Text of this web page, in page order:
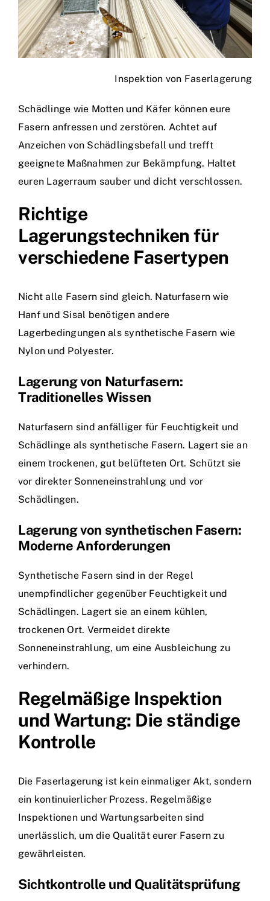
Inspektion von Faserlagerung
Schädlinge wie Motten und Käfer können eure
Fasern anfressen und zerstören. Achtet auf
Anzeichen von Schädlingsbefall und trefft
geeignete Maßnahmen zur Bekämpfung. Haltet
euren Lagerraum sauber und dicht verschlossen.
Richtige
Lagerungstechniken für
verschiedene Fasertypen
Nicht alle Fasern sind gleich. Naturfasern wie
Hanf und Sisal benötigen andere
Lagerbedingungen als synthetische Fasern wie
Nylon und Polyester.
Lagerung von Naturfasern:
Traditionelles Wissen
Naturfasern sind anfälliger für Feuchtigkeit und
Schädlinge als synthetische Fasern. Lagert sie an
einem trockenen, gut belüfteten Ort. Schützt sie
vor direkter Sonneneinstrahlung und vor
Schädlingen.
Lagerung von synthetischen Fasern:
Moderne Anforderungen
Synthetische Fasern sind in der Regel
unempfindlicher gegenüber Feuchtigkeit und
Schädlingen. Lagert sie an einem kühlen,
trockenen Ort. Vermeidet direkte
Sonneneinstrahlung, um eine Ausbleichung zu
verhindern.
Regelmäßige Inspektion
und Wartung: Die ständige
Kontrolle
Die Faserlagerung ist kein einmaliger Akt, sondern
ein kontinuierlicher Prozess. Regelmäßige
Inspektionen und Wartungsarbeiten sind
unerlässlich, um die Qualität eurer Fasern zu
gewährleisten.
Sichtkontrolle und Qualitätsprüfung